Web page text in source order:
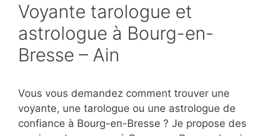
Voyante tarologue et
astrologue à Bourg-en-
Bresse – Ain
Vous vous demandez comment trouver une
voyante, une tarologue ou une astrologue de
confiance à Bourg-en-Bresse ? Je propose des